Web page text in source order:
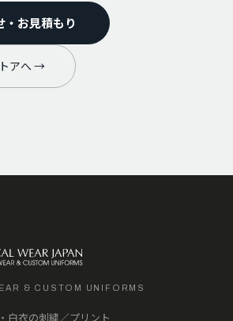
・お見積もり
アへ →
& CUSTOM UNIFORMS
白衣の刺繍／プリント